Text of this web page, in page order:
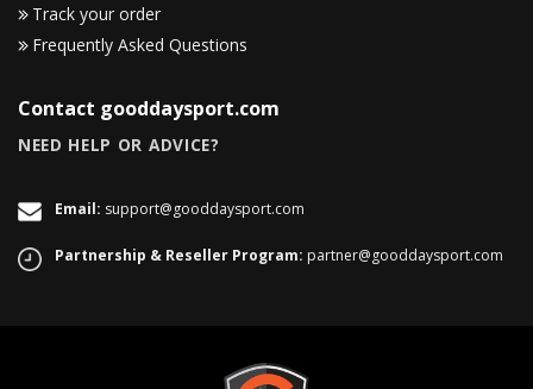
Track your order
Frequently Asked Questions
Contact gooddaysport.com
NEED HELP OR ADVICE?
Email: support@gooddaysport.com
Partnership & Reseller Program: partner@gooddaysport.com